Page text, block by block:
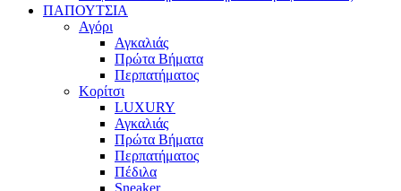
ΠΑΠΟΥΤΣΙΑ
Αγόρι
Αγκαλιάς
Πρώτα Βήματα
Περπατήματος
Κορίτσι
LUXURY
Αγκαλιάς
Πρώτα Βήματα
Περπατήματος
Πέδιλα